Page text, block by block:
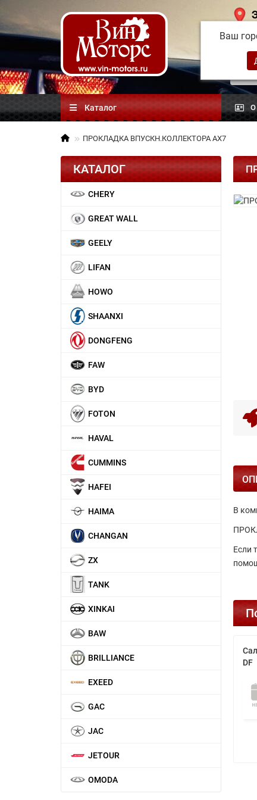
Ваш
Каталог О
ПРОКЛАДКА ВПУСКН.КОЛЛЕКТОРА АХ7
КАТАЛОГ
CHERY
GREAT WALL
GEELY
LIFAN
HOWO
SHAANXI
DONGFENG
FAW
BYD
FOTON
HAVAL
CUMMINS
HAFEI
HAIMA
CHANGAN
ZX
TANK
XINKAI
BAW
BRILLIANCE
EXEED
GAC
JAC
JETOUR
OMODA
В
Если
DF